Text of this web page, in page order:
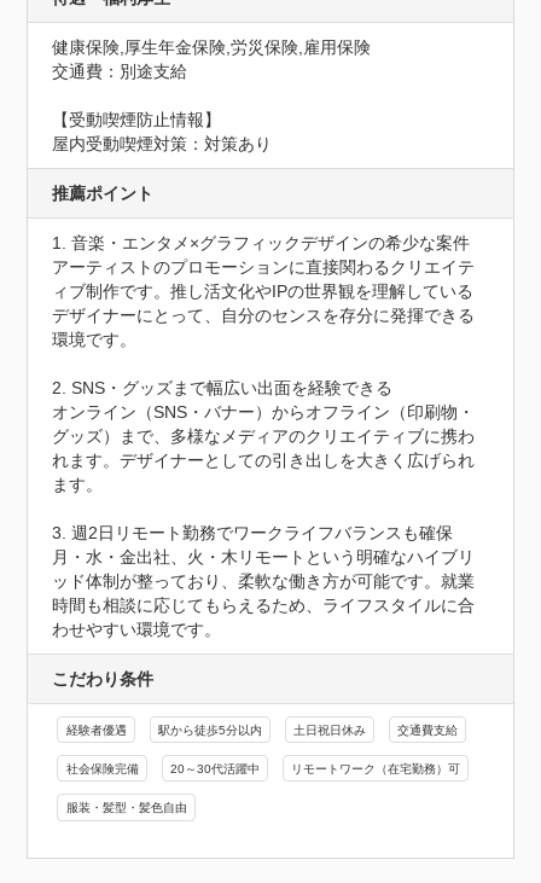
健康保険,厚生年金保険,労災保険,雇用保険
交通費：別途支給
【受動喫煙防止情報】
屋内受動喫煙対策：対策あり
推薦ポイント
1. 音楽・エンタメ×グラフィックデザインの希少な案件
アーティストのプロモーションに直接関わるクリエイテ
ィブ制作です。推し活文化やIPの世界観を理解している
デザイナーにとって、自分のセンスを存分に発揮できる
環境です。
2. SNS・グッズまで幅広い出面を経験できる
オンライン（SNS・バナー）からオフライン（印刷物・
グッズ）まで、多様なメディアのクリエイティブに携わ
れます。デザイナーとしての引き出しを大きく広げられ
ます。
3. 週2日リモート勤務でワークライフバランスも確保
月・水・金出社、火・木リモートという明確なハイブリ
ッド体制が整っており、柔軟な働き方が可能です。就業
時間も相談に応じてもらえるため、ライフスタイルに合
わせやすい環境です。
こだわり条件
経験者優遇 駅から徒歩5分以内 土日祝日休み 交通費支給
社会保険完備 20～30代活躍中 リモートワーク（在宅勤務）可
服装・髪型・髪色自由